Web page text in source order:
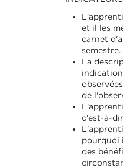
et il les
carnet
semestre.
La
de
c'est-à-
pourquoi
des